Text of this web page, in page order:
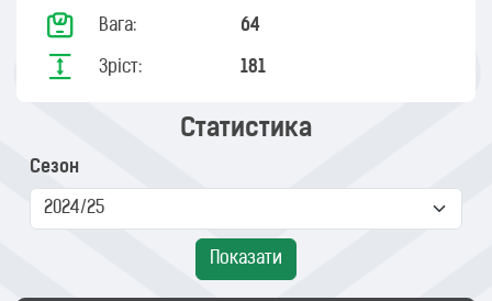
Вага: 64
Зріст: 181
Статистика
Сезон
Показати